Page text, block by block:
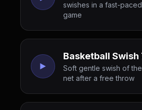
swishes in a fast-paced
game
Basketball Swish
Soft gentle swish of the
net after a free throw